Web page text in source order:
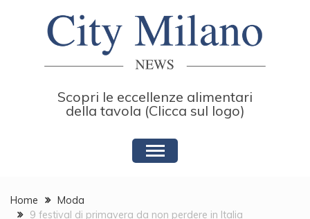
Scopri le eccellenze alimentari
della tavola (Clicca sul logo)
Home
Moda
9 festival di primavera da non perdere in Italia